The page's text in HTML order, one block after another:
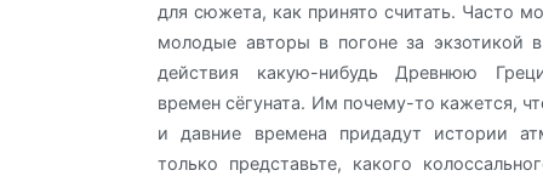
для сюжета, как принято считать. Часто
молодые авторы в погоне за экзотикой
действия какую-нибудь Древнюю
времен сёгуната. Им почему-то кажется,
и давние времена придадут истории
только представьте, какого